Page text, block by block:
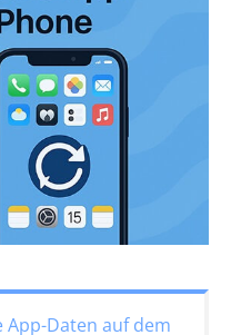
App-Daten auf dem